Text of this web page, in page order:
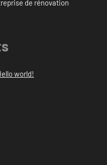
de rénovation
world!